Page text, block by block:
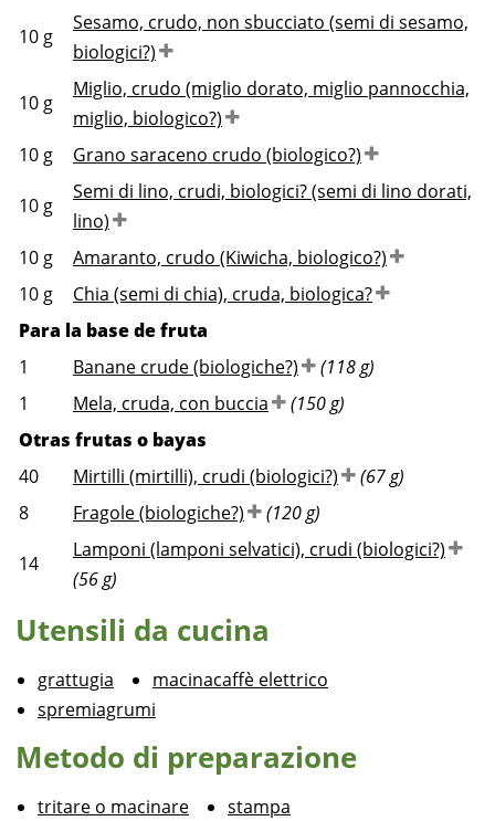
10 g
Sesamo, crudo, non sbucciato (semi di sesamo,
biologici?)
10 g
Miglio, crudo (miglio dorato, miglio pannocchia,
miglio, biologico?)
10 g Grano saraceno crudo (biologico?)
10 g
Semi di lino, crudi, biologici? (semi di lino dorati,
lino)
10 g
Amaranto, crudo (Kiwicha, biologico?)
10 g
Chia (semi di chia), cruda, biologica?
Para la base de fruta
1
Banane crude (biologiche?)
(118 g)
1
Mela, cruda, con buccia
(150 g)
Otras frutas o bayas
40
Mirtilli (mirtilli), crudi (biologici?)
(67 g)
8
Fragole (biologiche?) (120 g)
14
Lamponi (lamponi selvatici), crudi (biologici?)
(56 g)
Utensili da cucina
grattugia
macinacaffè elettrico
spremiagrumi
Metodo di preparazione
tritare o macinare stampa